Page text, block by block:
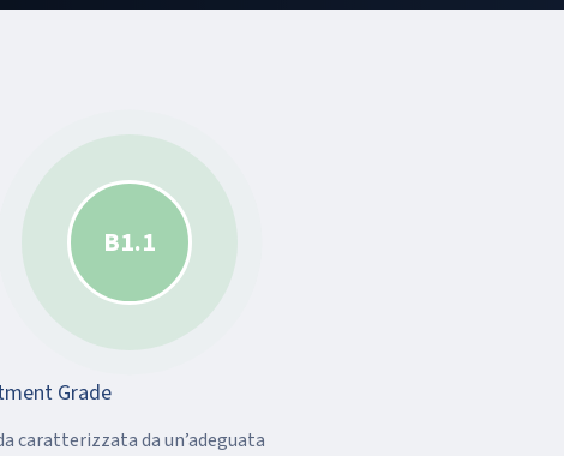
B1.1
Grade
caratterizzata da un’adeguata